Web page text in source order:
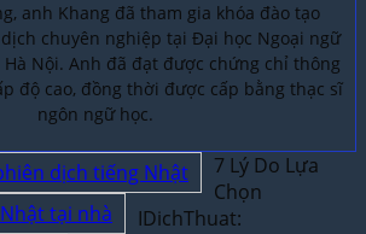
anh Khang đã tham gia khóa đào tạo
chuyên nghiệp tại Đại học Ngoại ngữ
Nội. Anh đã đạt được chứng chỉ thông
độ cao, đồng thời được cấp bằng thạc sĩ
ngôn ngữ học.
dịch tiếng Nhật
tại nhà
7 Lý Do Lựa
Chọn
IDichThuat: